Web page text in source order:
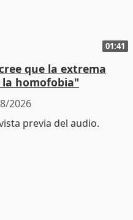
01:41
que la extrema
la homofobia"
2026